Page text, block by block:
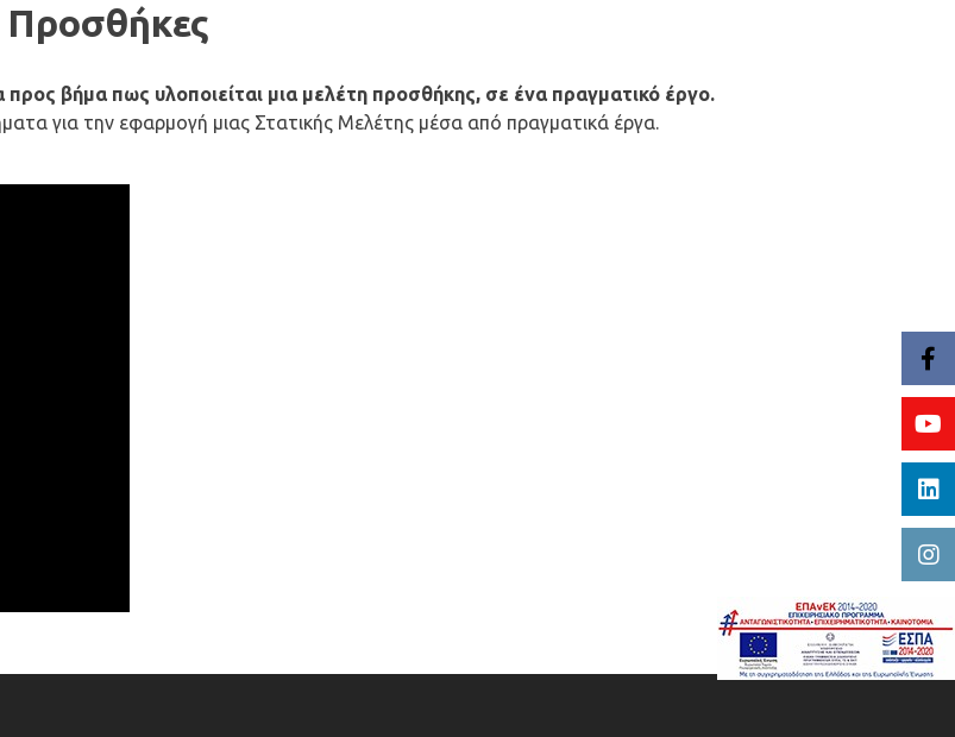
Προσθήκες
προς βήμα πως υλοποιείται μια μελέτη προσθήκης, σε ένα πραγματικό έργο.
για την εφαρμογή μιας Στατικής Μελέτης μέσα από πραγματικά έργα.